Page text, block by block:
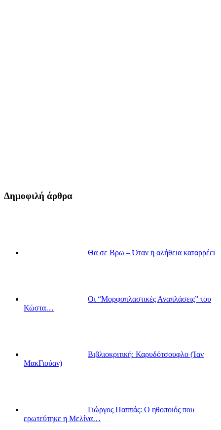
Δημοφιλή άρθρα
Θα σε Βρω – Όταν η αλήθεια καταρρέει
Οι “Μορφοπλαστικές Αναπλάσεις” του
Κώστα…
Βιβλιοκριτική: Καρυδότσουφλο (Ίαν
ΜακΓιούαν)
Γιώργος Παππάς: Ο ηθοποιός που
ερωτεύτηκε η Μελίνα…